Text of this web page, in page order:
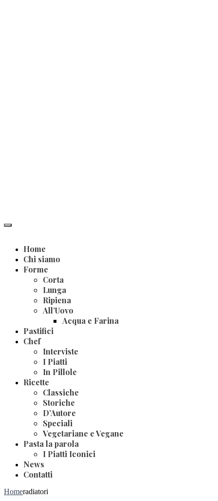
Home
Chi siamo
Forme
Corta
Lunga
Ripiena
All’Uovo
Acqua e Farina
Pastifici
Chef
Interviste
I Piatti
In Pillole
Ricette
Classiche
Storiche
D’Autore
Speciali
Vegetariane e Vegane
Pasta la parola
I Piatti Iconici
News
Contatti
Homeradiatori